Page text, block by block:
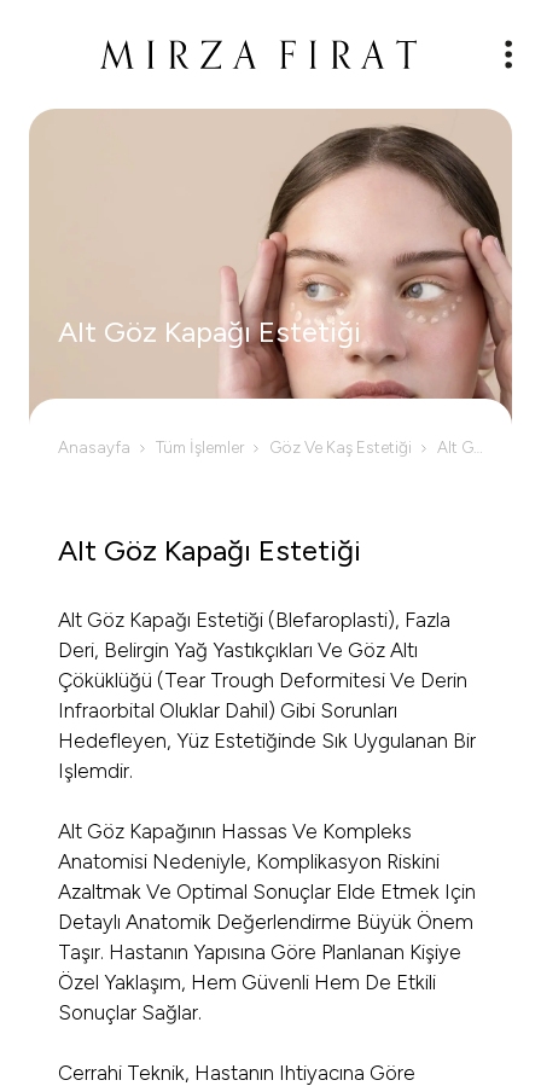
Alt Göz Kapağı Estetiği
Anasayfa Tüm İşlemler Göz Ve Kaş Estetiği Alt Göz Kapağı Estetiği
Alt Göz Kapağı Estetiği
Alt Göz Kapağı Estetiği (blefaroplasti), Fazla
Deri, Belirgin Yağ Yastıkçıkları Ve Göz Altı
Çöküklüğü (tear Trough Deformitesi Ve Derin
Infraorbital Oluklar Dahil) Gibi Sorunları
Hedefleyen, Yüz Estetiğinde Sık Uygulanan Bir
Işlemdir.
Alt Göz Kapağının Hassas Ve Kompleks
Anatomisi Nedeniyle, Komplikasyon Riskini
Azaltmak Ve Optimal Sonuçlar Elde Etmek Için
Detaylı Anatomik Değerlendirme Büyük Önem
Taşır. Hastanın Yapısına Göre Planlanan Kişiye
Özel Yaklaşım, Hem Güvenli Hem De Etkili
Sonuçlar Sağlar.
Cerrahi Teknik, Hastanın Ihtiyacına Göre